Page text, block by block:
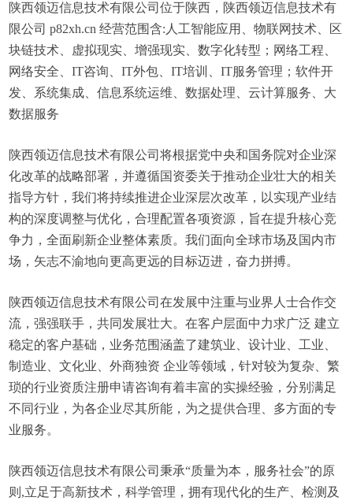
陕西领迈信息技术有限公司位于陕西，陕西领迈信息技术有
限公司 p82xh.cn 经营范围含:人工智能应用、物联网技术、区
块链技术、虚拟现实、增强现实、数字化转型；网络工程、
网络安全、IT咨询、IT外包、IT培训、IT服务管理；软件开
发、系统集成、信息系统运维、数据处理、云计算服务、大
数据服务
陕西领迈信息技术有限公司将根据党中央和国务院对企业深
化改革的战略部署，并遵循国资委关于推动企业壮大的相关
指导方针，我们将持续推进企业深层次改革，以实现产业结
构的深度调整与优化，合理配置各项资源，旨在提升核心竞
争力，全面刷新企业整体素质。我们面向全球市场及国内市
场，矢志不渝地向更高更远的目标迈进，奋力拼搏。
陕西领迈信息技术有限公司在发展中注重与业界人士合作交
流，强强联手，共同发展壮大。在客户层面中力求广泛 建立
稳定的客户基础，业务范围涵盖了建筑业、设计业、工业、
制造业、文化业、外商独资 企业等领域，针对较为复杂、繁
琐的行业资质注册申请咨询有着丰富的实操经验，分别满足
不同行业，为各企业尽其所能，为之提供合理、多方面的专
业服务。
陕西领迈信息技术有限公司秉承“质量为本，服务社会”的原
则,立足于高新技术，科学管理，拥有现代化的生产、检测及